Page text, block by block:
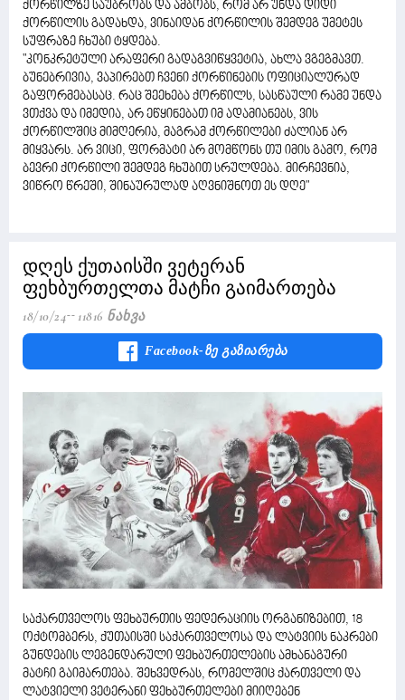
ქორწილზე საუბრობს და ამბობს, რომ არ უნდა დიდი
ქორწილის გადახდა, ვინაიდან ქორწილის შემდეგ უმეტეს
სუფრაზე ჩხუბი ტყდება.
"კონკრეტული არაფერი გადაგვიწყვეტია, ახლა ვგეგმავთ.
ბუნებრივია, ვაპირებთ ჩვენი ქორწინების ოფიციალურად
გაფორმებასაც. რაც შეეხება ქორწილს, სასწაული რამე უნდა
ვთქვა და იმედია, არ ეწყინებათ იმ ადამიანებს, ვის
ქორწილშიც მიმღერია, მაგრამ ქორწილები ძალიან არ
მიყვარს. არ ვიცი, ფორმატი არ მომწონს თუ იმის გამო, რომ
ბევრი ქორწილი შემდეგ ჩხუბით სრულდება. მირჩევნია,
ვიწრო წრეში, შინაურულად აღვნიშნოთ ეს დღე"
დღეს ქუთაისში ვეტერან
ფეხბურთელთა მატჩი გაიმართება
18/10/24 11816 Ნახვა
Facebook-Ზე Გაზიარება
საქართველოს ფეხბურთის ფედერაციის ორგანიზებით, 18
ოქტომბერს, ქუთაისში საქართველოსა და ლატვიის ნაკრები
გუნდების ლეგენდარული ფეხბურთელების ამხანაგური
მატჩი გაიმართება. შეხვედრას, რომელშიც ქართველი და
ლატვიელი ვეტერანი ფეხბურთელები მიიღებენ